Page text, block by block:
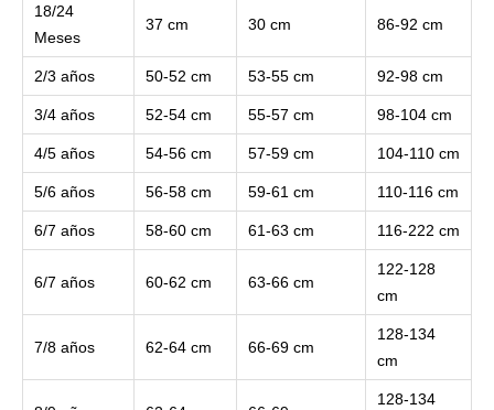
18/24
Meses
37 cm 30 cm 86-92 cm
2/3 años 50-52 cm 53-55 cm 92-98 cm
3/4 años 52-54 cm 55-57 cm 98-104 cm
4/5 años 54-56 cm 57-59 cm 104-110 cm
5/6 años 56-58 cm 59-61 cm 110-116 cm
6/7 años 58-60 cm 61-63 cm 116-222 cm
6/7 años 60-62 cm 63-66 cm
122-128
cm
7/8 años 62-64 cm 66-69 cm
128-134
cm
128-134